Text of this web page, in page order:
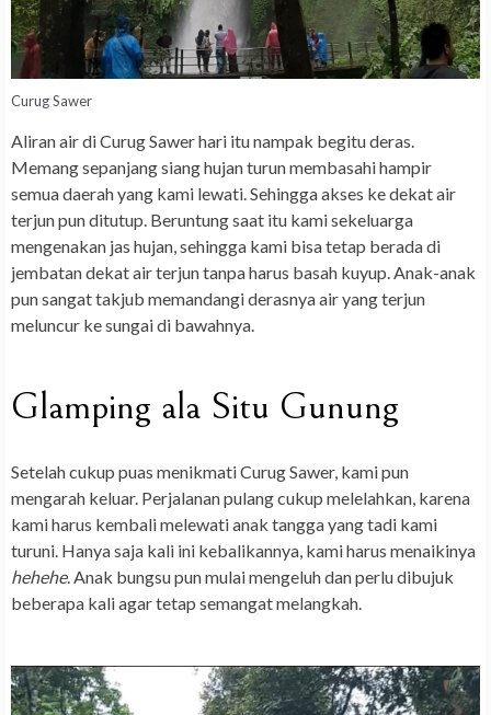
Curug Sawer
Aliran air di Curug Sawer hari itu nampak begitu deras.
Memang sepanjang siang hujan turun membasahi hampir
semua daerah yang kami lewati. Sehingga akses ke dekat air
terjun pun ditutup. Beruntung saat itu kami sekeluarga
mengenakan jas hujan, sehingga kami bisa tetap berada di
jembatan dekat air terjun tanpa harus basah kuyup. Anak-anak
pun sangat takjub memandangi derasnya air yang terjun
meluncur ke sungai di bawahnya.
Glamping ala Situ Gunung
Setelah cukup puas menikmati Curug Sawer, kami pun
mengarah keluar. Perjalanan pulang cukup melelahkan, karena
kami harus kembali melewati anak tangga yang tadi kami
turuni. Hanya saja kali ini kebalikannya, kami harus menaikinya
hehehe. Anak bungsu pun mulai mengeluh dan perlu dibujuk
beberapa kali agar tetap semangat melangkah.